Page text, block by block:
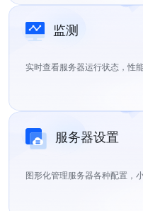
监测
实时查看服务器运行状态，性
服务器设置
图形化管理服务器各种配置，